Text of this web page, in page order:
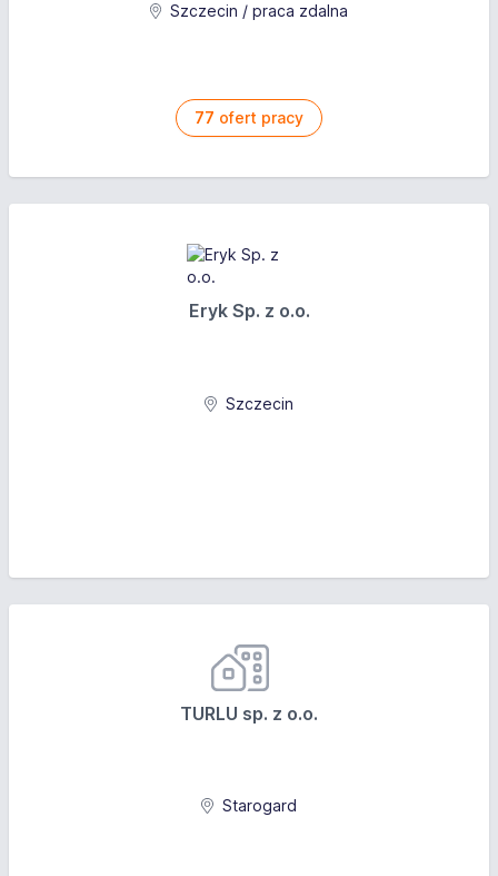
Szczecin / praca zdalna
77 ofert pracy
Eryk Sp. z o.o.
Szczecin
TURLU sp. z o.o.
Starogard